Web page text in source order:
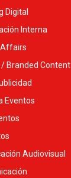
Digital
Interna
Affairs
Branded Content
Eventos
Audiovisual